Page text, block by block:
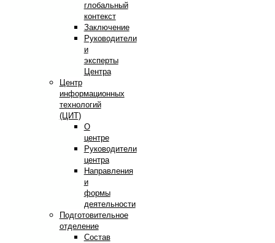
глобальный
контекст
Заключение
Руководители
и
эксперты
Центра
Центр
информационных
технологий
(ЦИТ)
О
центре
Руководители
центра
Направления
и
формы
деятельности
Подготовительное
отделение
Состав